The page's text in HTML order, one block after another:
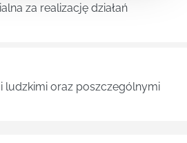
za realizację działań
ludzkimi oraz poszczególnymi